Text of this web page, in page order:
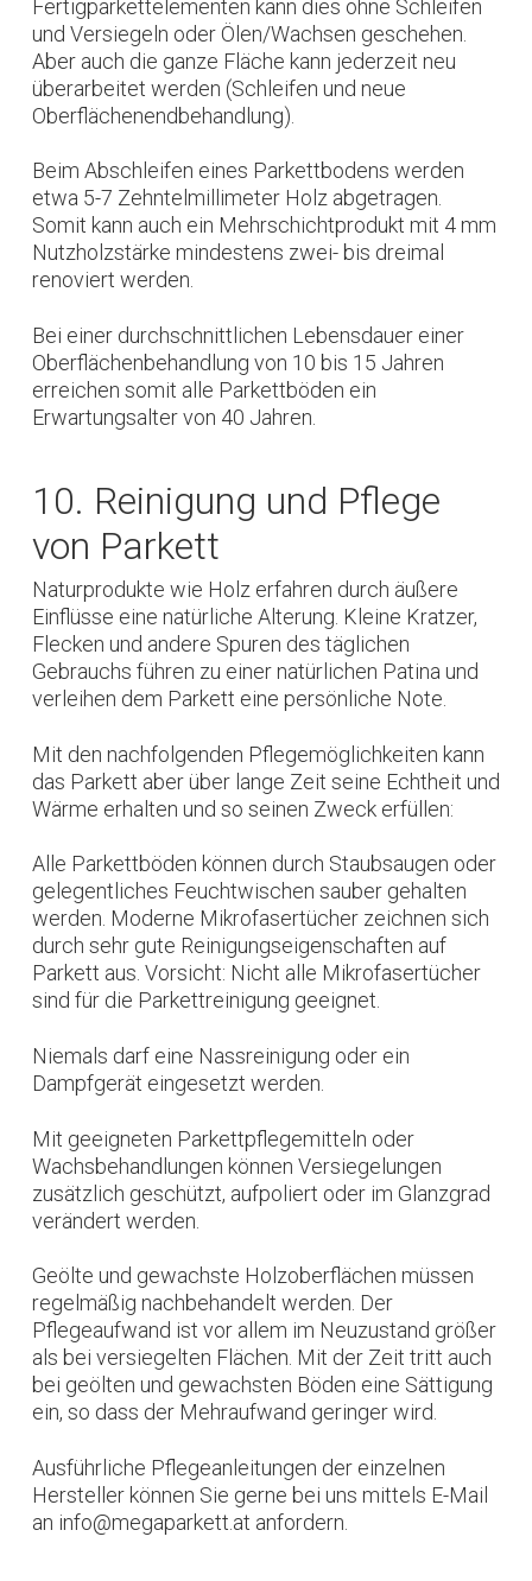
Fertigparkettelementen kann dies ohne Schleifen
und Versiegeln oder Ölen/Wachsen geschehen.
Aber auch die ganze Fläche kann jederzeit neu
überarbeitet werden (Schleifen und neue
Oberflächenendbehandlung).
Beim Abschleifen eines Parkettbodens werden
etwa 5-7 Zehntelmillimeter Holz abgetragen.
Somit kann auch ein Mehrschichtprodukt mit 4 mm
Nutzholzstärke mindestens zwei- bis dreimal
renoviert werden.
Bei einer durchschnittlichen Lebensdauer einer
Oberflächenbehandlung von 10 bis 15 Jahren
erreichen somit alle Parkettböden ein
Erwartungsalter von 40 Jahren.
10. Reinigung und Pflege
von Parkett
Naturprodukte wie Holz erfahren durch äußere
Einflüsse eine natürliche Alterung. Kleine Kratzer,
Flecken und andere Spuren des täglichen
Gebrauchs führen zu einer natürlichen Patina und
verleihen dem Parkett eine persönliche Note.
Mit den nachfolgenden Pflegemöglichkeiten kann
das Parkett aber über lange Zeit seine Echtheit und
Wärme erhalten und so seinen Zweck erfüllen:
Alle Parkettböden können durch Staubsaugen oder
gelegentliches Feuchtwischen sauber gehalten
werden. Moderne Mikrofasertücher zeichnen sich
durch sehr gute Reinigungseigenschaften auf
Parkett aus. Vorsicht: Nicht alle Mikrofasertücher
sind für die Parkettreinigung geeignet.
Niemals darf eine Nassreinigung oder ein
Dampfgerät eingesetzt werden.
Mit geeigneten Parkettpflegemitteln oder
Wachsbehandlungen können Versiegelungen
zusätzlich geschützt, aufpoliert oder im Glanzgrad
verändert werden.
Geölte und gewachste Holzoberflächen müssen
regelmäßig nachbehandelt werden. Der
Pflegeaufwand ist vor allem im Neuzustand größer
als bei versiegelten Flächen. Mit der Zeit tritt auch
bei geölten und gewachsten Böden eine Sättigung
ein, so dass der Mehraufwand geringer wird.
Ausführliche Pflegeanleitungen der einzelnen
Hersteller können Sie gerne bei uns mittels E-Mail
an info@megaparkett.at anfordern.